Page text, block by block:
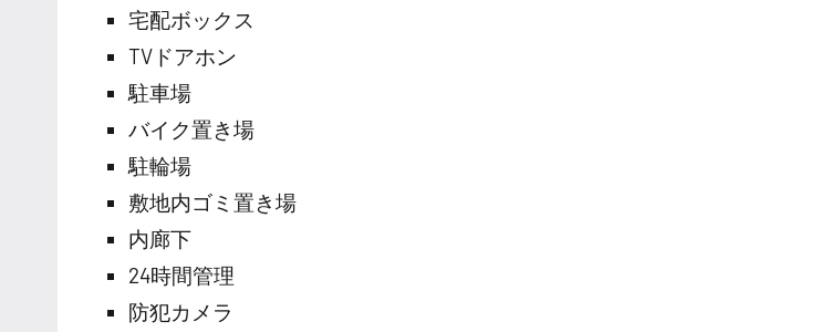
宅配ボックス
TVドアホン
駐車場
バイク置き場
駐輪場
敷地内ゴミ置き場
内廊下
24時間管理
防犯カメラ